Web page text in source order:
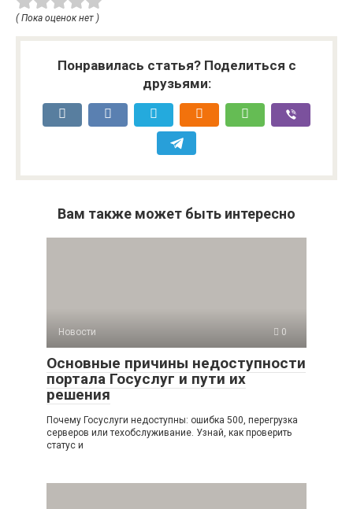
( Пока оценок нет )
Понравилась статья? Поделиться с
друзьями:
Вам также может быть интересно
Новости 0
Основные причины недоступности
портала Госуслуг и пути их
решения
Почему Госуслуги недоступны: ошибка 500, перегрузка
серверов или техобслуживание. Узнай, как проверить
статус и